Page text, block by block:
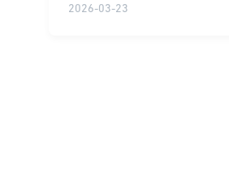
2026-03-23